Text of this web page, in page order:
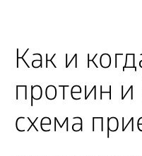
Как и
протеин и
схема